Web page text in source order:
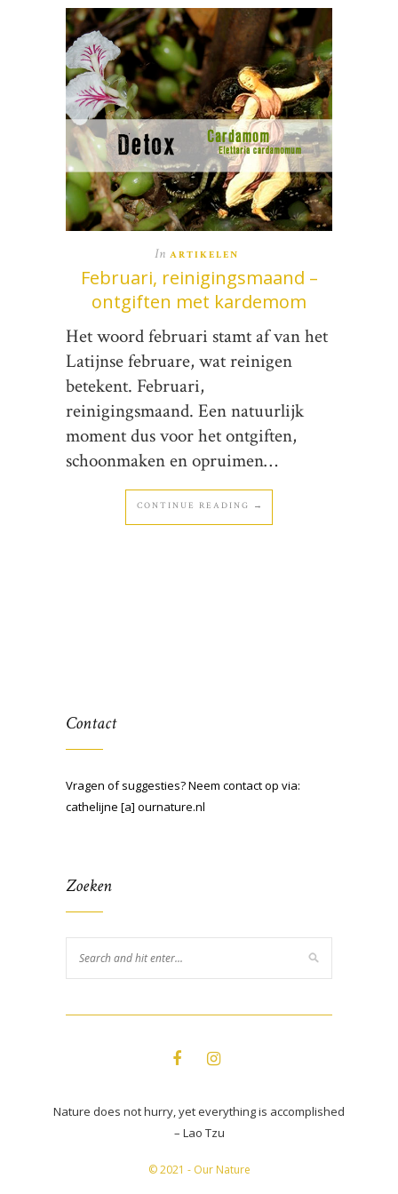
In ARTIKELEN
Februari, reinigingsmaand –
ontgiften met kardemom
Het woord februari stamt af van het
Latijnse februare, wat reinigen
betekent. Februari,
reinigingsmaand. Een natuurlijk
moment dus voor het ontgiften,
schoonmaken en opruimen…
CONTINUE READING →
Contact
Vragen of suggesties? Neem contact op via:
cathelijne [a] ournature.nl
Zoeken
Nature does not hurry, yet everything is accomplished
– Lao Tzu
© 2021 - Our Nature